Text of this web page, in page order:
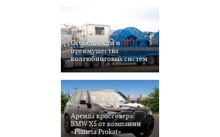
Особенности и
преимущества
колтюбинговых систем
Аренда кроссовера
BMW X5 от компании
«Planeta Prokat»